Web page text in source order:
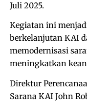
Juli 2025.
Kegiatan ini
berkelanjutan KAI
memodernisasi
meningkatkan
Direktur
Sarana KAI John